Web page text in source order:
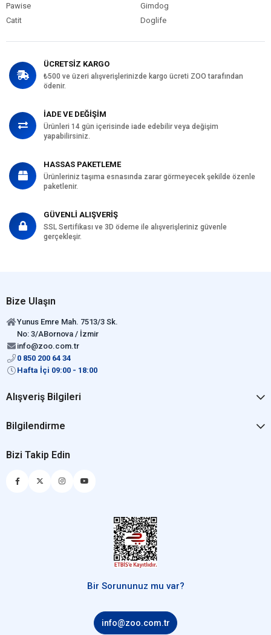
Pawise
Gimdog
Catit
Doglife
ÜCRETSİZ KARGO
₺500 ve üzeri alışverişlerinizde kargo ücreti ZOO tarafından
ödenir.
İADE VE DEĞİŞİM
Ürünleri 14 gün içerisinde iade edebilir veya değişim
yapabilirsiniz.
HASSAS PAKETLEME
Ürünleriniz taşıma esnasında zarar görmeyecek şekilde özenle
paketlenir.
GÜVENLİ ALIŞVERİŞ
SSL Sertifikası ve 3D ödeme ile alışverişleriniz güvenle
gerçekleşir.
Bize Ulaşın
Yunus Emre Mah. 7513/3 Sk.
No: 3/ABornova / İzmir
info@zoo.com.tr
0 850 200 64 34
Hafta İçi 09:00 - 18:00
Alışveriş Bilgileri
Bilgilendirme
Bizi Takip Edin
Bir Sorununuz mu var?
info@zoo.com.tr